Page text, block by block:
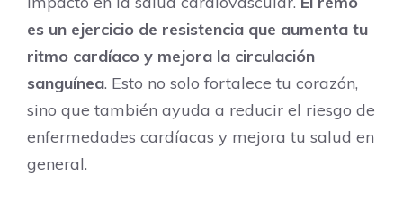
es un ejercicio de resistencia que aumenta tu
ritmo cardíaco y mejora la circulación
sanguínea. Esto no solo fortalece tu corazón,
sino que también ayuda a reducir el riesgo de
enfermedades cardíacas y mejora tu salud en
general.